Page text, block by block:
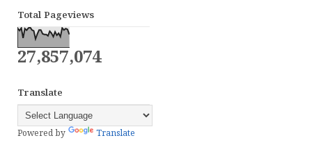
Total Pageviews
27,857,074
Translate
Powered by Translate